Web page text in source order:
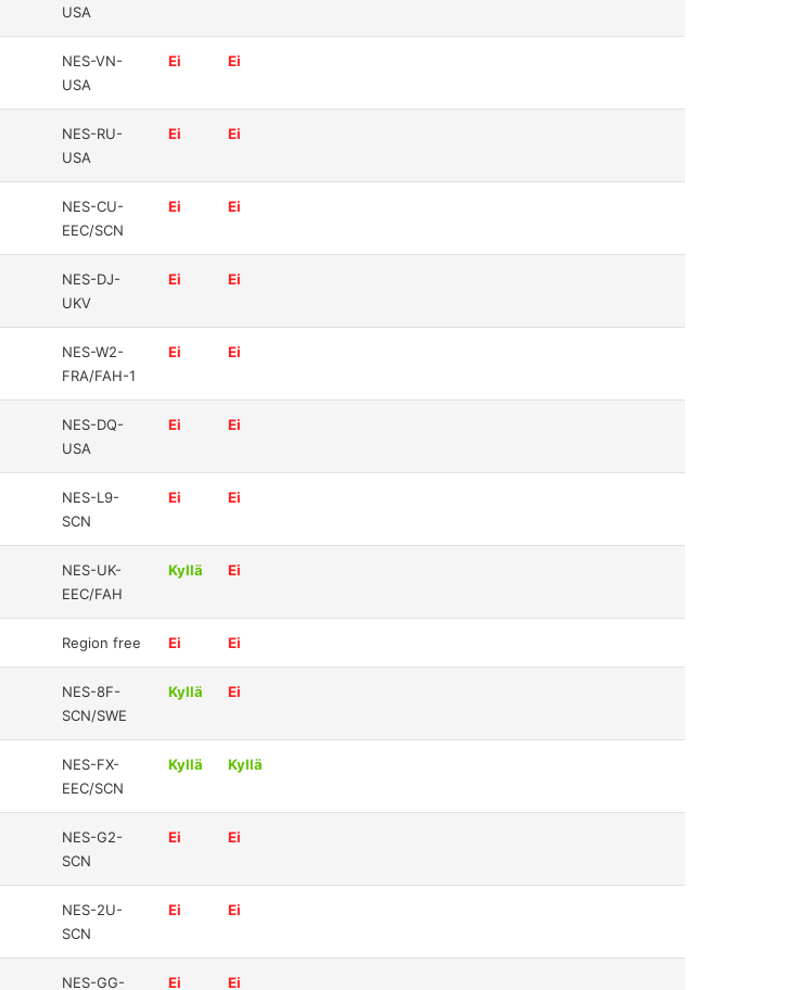
USA
NES-VN-
USA
Ei Ei
NES-RU-
USA
Ei Ei
NES-CU-
EEC/SCN
Ei Ei
NES-DJ-
UKV
Ei Ei
NES-W2-
FRA/FAH-1
Ei Ei
NES-DQ-
USA
Ei Ei
NES-L9-
SCN
Ei Ei
NES-UK-
EEC/FAH
Kyllä Ei
Region free Ei Ei
NES-8F-
SCN/SWE
Kyllä Ei
NES-FX-
EEC/SCN
Kyllä Kyllä
NES-G2-
SCN
Ei Ei
NES-2U-
SCN
Ei Ei
NES-GG- Ei Ei